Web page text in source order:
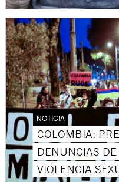
NOTICIA
COLOMBIA:
DENUNCIAS
VIOLENCIA